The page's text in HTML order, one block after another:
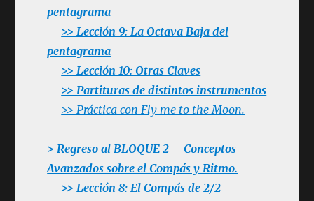
pentagrama
>> Lección 9: La Octava Baja del
pentagrama
>> Lección 10: Otras Claves
>> Partituras de distintos instrumentos
>> Práctica con Fly me to the Moon.
> Regreso al BLOQUE 2 – Conceptos
Avanzados sobre el Compás y Ritmo.
>> Lección 8: El Compás de 2/2